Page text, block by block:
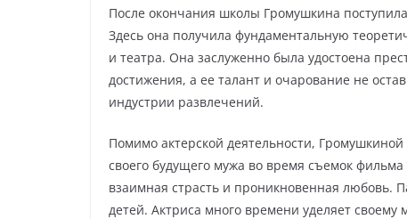
После окончания школы Громушкина
Здесь она получила фундаментальную
и театра. Она заслуженно была удостоена
достижения, а ее талант и очарование не
индустрии развлечений.
Помимо актерской деятельности,
своего будущего мужа во время съемок
взаимная страсть и проникновенная любовь.
детей. Актриса много времени уделяет своему